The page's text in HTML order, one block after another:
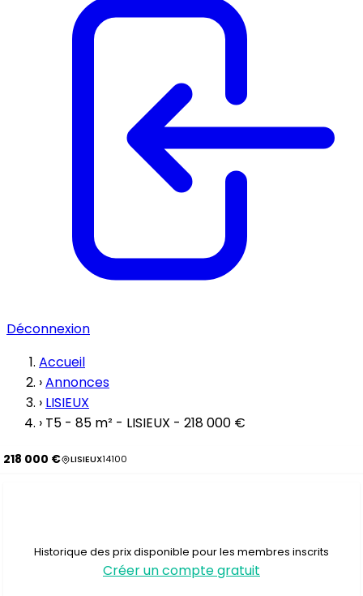
Déconnexion
Accueil
›Annonces
› LISIEUX
› T5 - 85 m² - LISIEUX - 218 000 €
218 000 € LISIEUX14100
Historique des prix disponible pour les membres inscrits
Créer un compte gratuit